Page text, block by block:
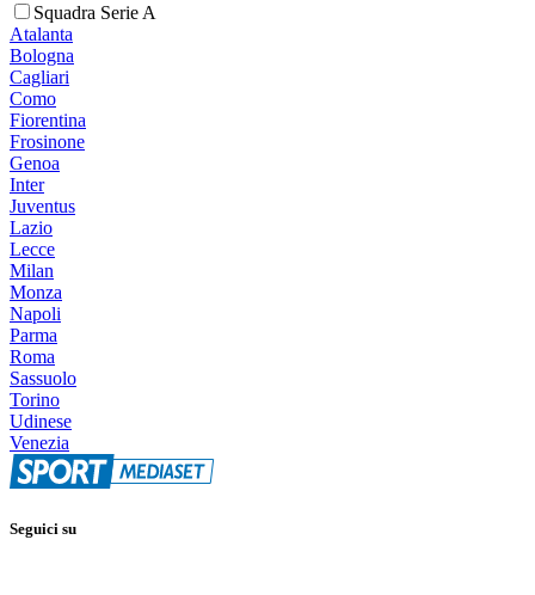
Squadra Serie A
Atalanta
Bologna
Cagliari
Como
Fiorentina
Frosinone
Genoa
Inter
Juventus
Lazio
Lecce
Milan
Monza
Napoli
Parma
Roma
Sassuolo
Torino
Udinese
Venezia
Seguici su